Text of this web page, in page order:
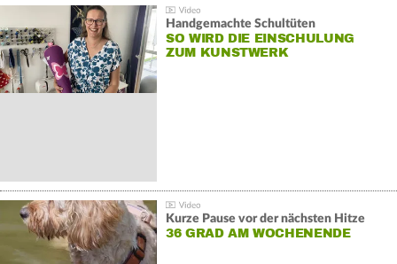
Handgemachte Schultüten
SO WIRD DIE EINSCHULUNG
ZUM KUNSTWERK
Kurze Pause vor der nächsten Hitze
36 GRAD AM WOCHENENDE